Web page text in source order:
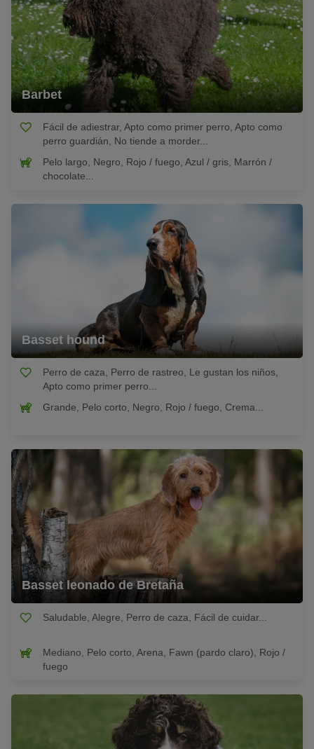
Barbet
Fácil de adiestrar, Apto como primer perro, Apto como
perro guardián, No tiende a morder...
Pelo largo, Negro, Rojo / fuego, Azul / gris, Marrón /
chocolate...
Basset hound
Perro de caza, Perro de rastreo, Le gustan los niños,
Apto como primer perro...
Grande, Pelo corto, Negro, Rojo / fuego, Crema...
Basset leonado de Bretaña
Saludable, Alegre, Perro de caza, Fácil de cuidar...
Mediano, Pelo corto, Arena, Fawn (pardo claro), Rojo /
fuego